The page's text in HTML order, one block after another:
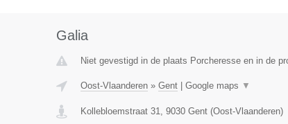
Galia
Niet gevestigd in de plaats Porcheresse en in de
Oost-Vlaanderen» Gent| Google maps ▼
Kollebloemstraat 31, 9030 Gent(Oost-Vlaanderen)